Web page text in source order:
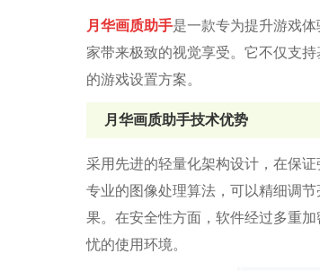
月华画质助手是一款专为提升游戏
家带来极致的视觉享受。它不仅支
的游戏设置方案。
月华画质助手技术优势
采用先进的轻量化架构设计，在保
专业的图像处理算法，可以精细调
果。在安全性方面，软件经过多重
忧的使用环境。